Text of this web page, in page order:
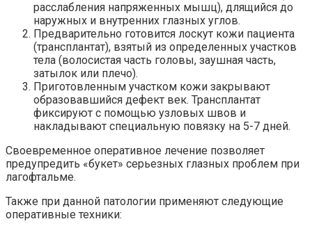
расслабления напряженных мышц), длящийся до
наружных и внутренних глазных углов.
Предварительно готовится лоскут кожи пациента
(трансплантат), взятый из определенных участков
тела (волосистая часть головы, заушная часть,
затылок или плечо).
Приготовленным участком кожи закрывают
образовавшийся дефект век. Трансплантат
фиксируют с помощью узловых швов и
накладывают специальную повязку на 5-7 дней.
Своевременное оперативное лечение позволяет
предупредить «букет» серьезных глазных проблем при
лагофтальме.
Также при данной патологии применяют следующие
оперативные техники: